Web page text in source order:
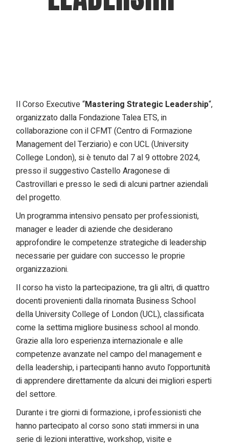
Il Corso Executive “Mastering Strategic Leadership“,
organizzato dalla Fondazione Talea ETS, in
collaborazione con il CFMT (Centro di Formazione
Management del Terziario) e con UCL (University
College London), si è tenuto dal 7 al 9 ottobre 2024,
presso il suggestivo Castello Aragonese di
Castrovillari e presso le sedi di alcuni partner aziendali
del progetto.
Un programma intensivo pensato per professionisti,
manager e leader di aziende che desiderano
approfondire le competenze strategiche di leadership
necessarie per guidare con successo le proprie
organizzazioni.
Il corso ha visto la partecipazione, tra gli altri, di quattro
docenti provenienti dalla rinomata Business School
della University College of London (UCL), classificata
come la settima migliore business school al mondo.
Grazie alla loro esperienza internazionale e alle
competenze avanzate nel campo del management e
della leadership, i partecipanti hanno avuto l’opportunità
di apprendere direttamente da alcuni dei migliori esperti
del settore.
Durante i tre giorni di formazione, i professionisti che
hanno partecipato al corso sono stati immersi in una
serie di lezioni interattive, workshop, visite e